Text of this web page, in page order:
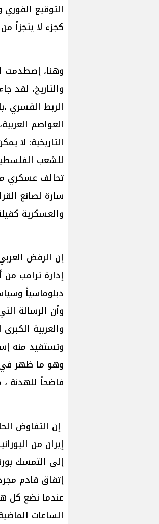
التوقيع الفوري
كجزء لا يتجزأ
وهنا، إصطدمت
والتاريخ، لقد
الربط القسري
العواصم
التاريخية: لا
للشعب
تحالف عسكري
سارة لصانع
والعسكرية
إن الرفض
إدارة ترامب
دبلوماسياً
وأن الرسالة
والعربية
وتستفيد منه
وهو ما ظهر في
فاضحاً للهدنة
إن التفاوض
إيران من
إلى التمسك
إتفاق قادم
عندما نضع كل
الساعات